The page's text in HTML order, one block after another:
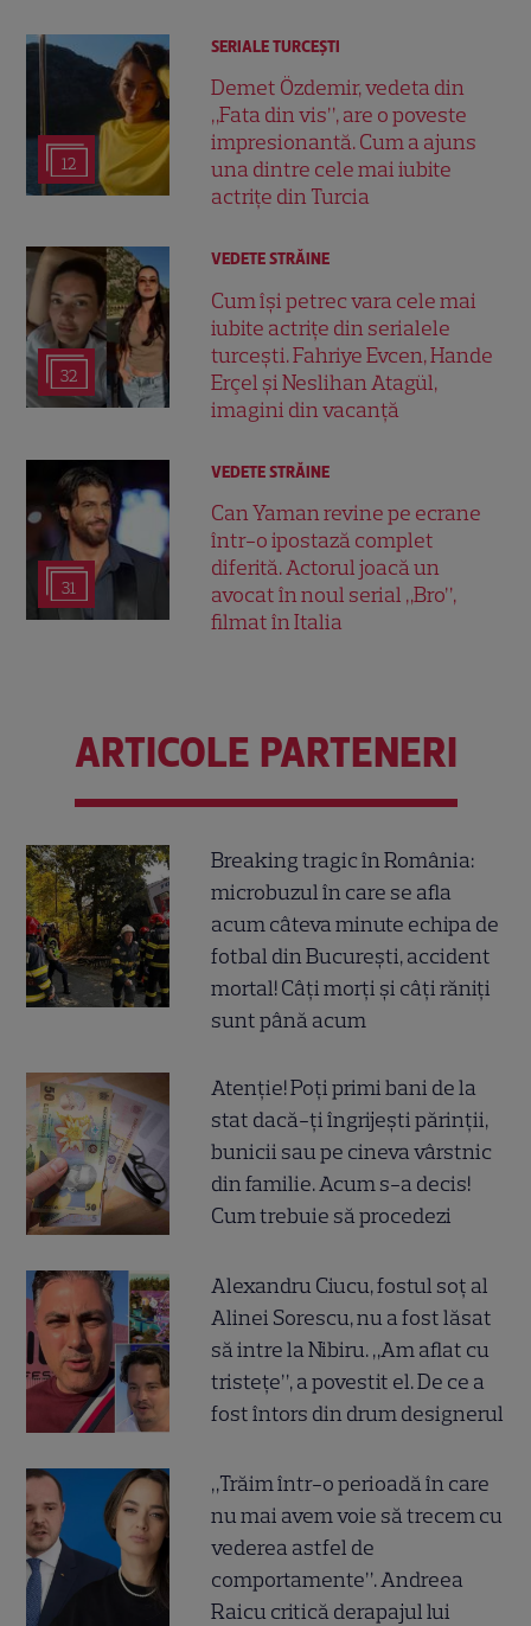
12
SERIALE TURCEŞTI
Demet Özdemir, vedeta din
„Fata din vis”, are o poveste
impresionantă. Cum a ajuns
una dintre cele mai iubite
actrițe din Turcia
32
VEDETE STRĂINE
Cum își petrec vara cele mai
iubite actrițe din serialele
turcești. Fahriye Evcen, Hande
Erçel și Neslihan Atagül,
imagini din vacanță
31
VEDETE STRĂINE
Can Yaman revine pe ecrane
într-o ipostază complet
diferită. Actorul joacă un
avocat în noul serial „Bro”,
filmat în Italia
ARTICOLE PARTENERI
Breaking tragic în România:
microbuzul în care se afla
acum câteva minute echipa de
fotbal din București, accident
mortal! Câți morți și câți răniți
sunt până acum
Atenție! Poți primi bani de la
stat dacă-ți îngrijești părinții,
bunicii sau pe cineva vârstnic
din familie. Acum s-a decis!
Cum trebuie să procedezi
Alexandru Ciucu, fostul soț al
Alinei Sorescu, nu a fost lăsat
să intre la Nibiru. „Am aflat cu
tristețe”, a povestit el. De ce a
fost întors din drum designerul
„Trăim într-o perioadă în care
nu mai avem voie să trecem cu
vederea astfel de
comportamente”. Andreea
Raicu critică derapajul lui